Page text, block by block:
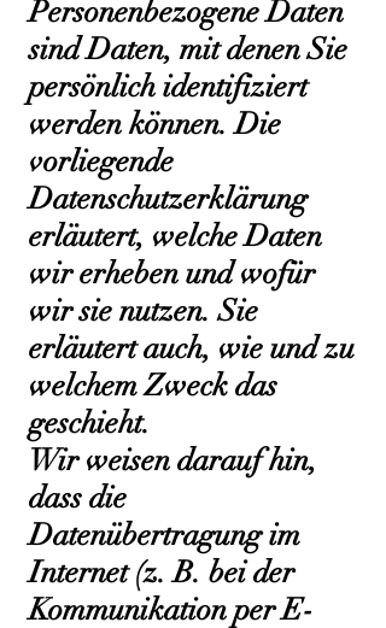
Personenbezogene Daten
sind Daten, mit denen Sie
persönlich identifiziert
werden können. Die
vorliegende
Datenschutzerklärung
erläutert, welche Daten
wir erheben und wofür
wir sie nutzen. Sie
erläutert auch, wie und zu
welchem Zweck das
geschieht.
Wir weisen darauf hin,
dass die
Datenübertragung im
Internet (z. B. bei der
Kommunikation per E-